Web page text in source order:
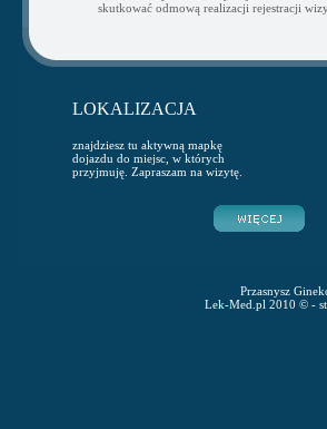
skutkować odmową realizacji rejestracji
LOKALIZACJA
znajdziesz tu aktywną mapkę
dojazdu do miejsc, w których
przyjmuję. Zapraszam na wizytę.
Przasnysz
Lek-Med.pl 2010 © -